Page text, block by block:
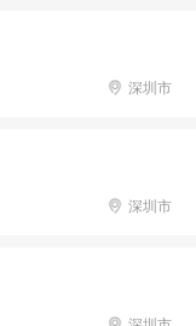
深圳市
深圳市